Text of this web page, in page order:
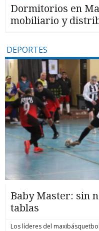
Dormitorios en
mobiliario y
DEPORTES
Baby Master: sin
tablas
Los líderes del maxibásquetbol